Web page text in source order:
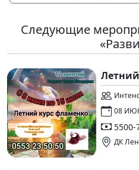
Следующие
08
5500-
ДК